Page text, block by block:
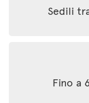
Sedili
Fino a